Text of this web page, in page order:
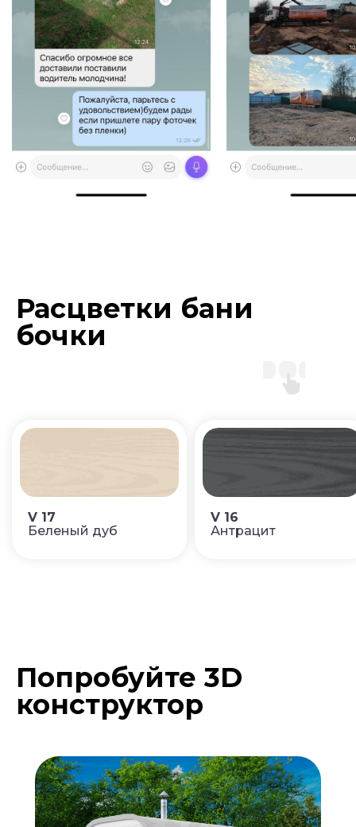
Расцветки бани
бочки
V 16
Антрацит
V 17
Беленый дуб
Попробуйте 3D
конструктор
Подберите расцветку
бани